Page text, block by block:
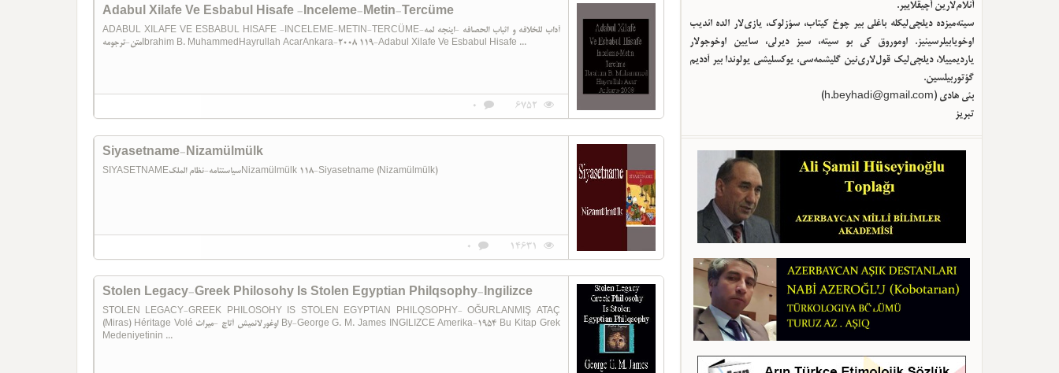
Adabul Xilafe Ve Esbabul Hisafe -Inceleme-Metin-Tercüme
ADABUL XILAFE VE ESBABUL HISAFE -INCELEME-METIN-TERCÜMEآداب للخلافه و اثباب الحصافه -اینجه لمه-
متن-ترجومهIbrahim B. MuhammedHayrullah AcarAnkara-2008 119-Adabul Xilafe Ve Esbabul Hisafe ...
6752
0
Siyasetname-Nizamülmülk
SIYASETNAMEسیاستنامه-نظام الملکNizamülmülk 118-Siyasetname (Nizamülmülk)
14631
0
Stolen Legacy-Greek Philosohy Is Stolen Egyptian Philqsophy-Ingilizce
STOLEN LEGACY-GREEK PHILOSOHY IS STOLEN EGYPTIAN PHILQSOPHY- OĞURLANMIŞ ATAÇ
(Miras) Héritage Volé اوغورلانمیش آتاچ -میراث By-George G. M. James INGILIZCE Amerika-1954 Bu Kitap Grek
Medeniyetinin ...
آنلام‌لارین آچیقلاییر.
سیته‌میزده دیلچی‌لیکله باغلی بیر چوخ کیتاب، سؤزلوک، یازی‌لار الده ائدیب
اوخویابیلرسینیز. اوموروق کی بو سیته، سیز دیرلی، سایین اوخوجولار
یاردیمییلا، دیلچی‌لیک قول‌لاری‌نین گلیشمه‌سی، یوکسلیشی یولوندا بیر آددیم
گؤتوربیلسین.
بئی هادی (h.beyhadi@gmail.com
)
تبریز